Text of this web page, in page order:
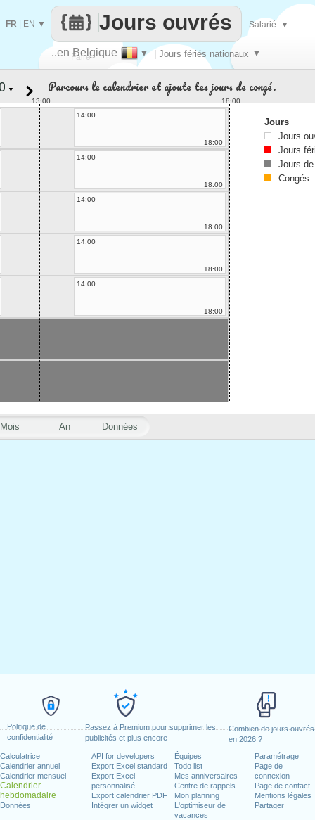
Politique de
confidentialité
Passez à Premium pour supprimer les
publicités et plus encore
Combien de jours ouvrés
en 2026 ?
Calculatrice
Calendrier annuel
Calendrier mensuel
Calendrier
hebdomadaire
Données
API for developers
Export Excel standard
Export Excel
personnalisé
Export calendrier PDF
Intégrer un widget
Équipes
Todo list
Mes anniversaires
Centre de rappels
Mon planning
L'optimiseur de
vacances
Paramétrage
Page de
connexion
Page de contact
Mentions légales
Partager
Faire
..en Belgique ▼ | Jours fériés nationaux ▼
Jours ouvrés
FR EN ▼ Salarié ▼
Mois An Données
▼ Parcours le calendrier et ajoute tes jours de congé.
13:00
18:00
14:00
18:00
14:00
18:00
14:00
18:00
14:00
18:00
14:00
18:00
Jours
Jours
Jours
Jours
Congés